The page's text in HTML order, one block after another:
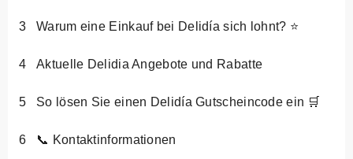
Warum eine Einkauf bei Delidía sich lohnt? ⭐
Aktuelle Delidia Angebote und Rabatte
So lösen Sie einen Delidía Gutscheincode ein 🛒
📞 Kontaktinformationen